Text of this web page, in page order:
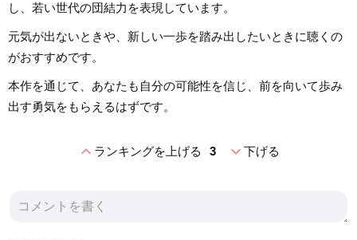
し、若い世代の団結力を表現しています。
元気が出ないときや、新しい一歩を踏み出したいときに聴くの
がおすすめです。
本作を通じて、あなたも自分の可能性を信じ、前を向いて歩み
出す勇気をもらえるはずです。
expand_lessランキングを上げる 3 expand_more下げる